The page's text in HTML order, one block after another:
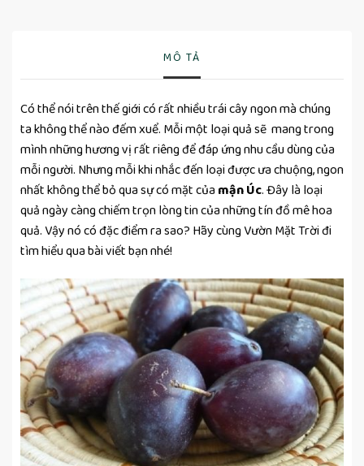
MÔ TẢ
Có thể nói trên thế giới có rất nhiều trái cây ngon mà chúng
ta không thể nào đếm xuể. Mỗi một loại quả sẽ mang trong
mình những hương vị rất riêng để đáp ứng nhu cầu dùng của
mỗi người. Nhưng mỗi khi nhắc đến loại được ưa chuộng, ngon
nhất không thể bỏ qua sự có mặt của mận Úc. Đây là loại
quả ngày càng chiếm trọn lòng tin của những tín đồ mê hoa
quả. Vậy nó có đặc điểm ra sao? Hãy cùng Vườn Mặt Trời đi
tìm hiểu qua bài viết bạn nhé!